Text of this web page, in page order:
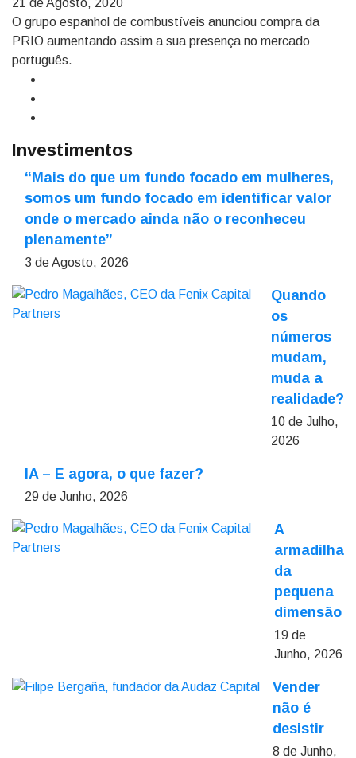
21 de Agosto, 2020
O grupo espanhol de combustíveis anunciou compra da
PRIO aumentando assim a sua presença no mercado
português.
Investimentos
“Mais do que um fundo focado em mulheres,
somos um fundo focado em identificar valor
onde o mercado ainda não o reconheceu
plenamente”
3 de Agosto, 2026
Quando
os
números
mudam,
muda a
realidade?
10 de Julho,
2026
IA – E agora, o que fazer?
29 de Junho, 2026
A
armadilha
da
pequena
dimensão
19 de
Junho, 2026
Vender
não é
desistir
8 de Junho,